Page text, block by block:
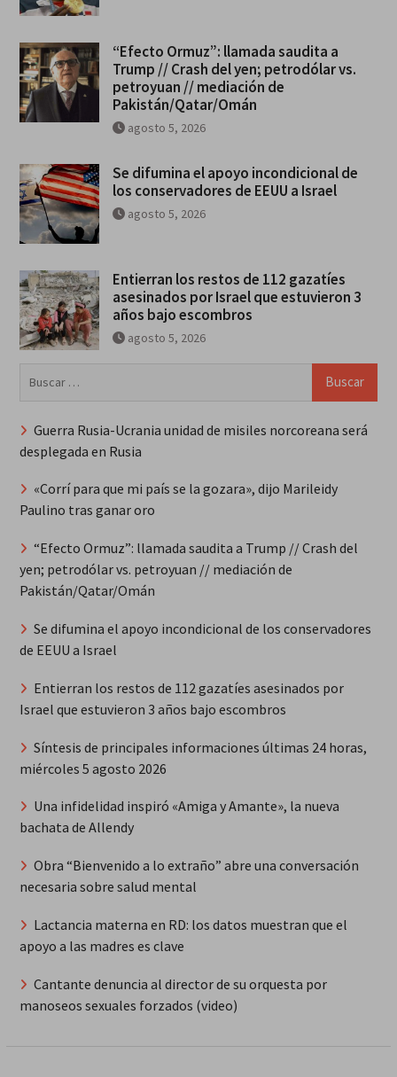
“Efecto Ormuz”: llamada saudita a
Trump // Crash del yen; petrodólar vs.
petroyuan // mediación de
Pakistán/Qatar/Omán
agosto 5, 2026
Se difumina el apoyo incondicional de
los conservadores de EEUU a Israel
agosto 5, 2026
Entierran los restos de 112 gazatíes
asesinados por Israel que estuvieron 3
años bajo escombros
agosto 5, 2026
Guerra Rusia-Ucrania unidad de misiles norcoreana será
desplegada en Rusia
«Corrí para que mi país se la gozara», dijo Marileidy
Paulino tras ganar oro
“Efecto Ormuz”: llamada saudita a Trump // Crash del
yen; petrodólar vs. petroyuan // mediación de
Pakistán/Qatar/Omán
Se difumina el apoyo incondicional de los conservadores
de EEUU a Israel
Entierran los restos de 112 gazatíes asesinados por
Israel que estuvieron 3 años bajo escombros
Síntesis de principales informaciones últimas 24 horas,
miércoles 5 agosto 2026
Una infidelidad inspiró «Amiga y Amante», la nueva
bachata de Allendy
Obra “Bienvenido a lo extraño” abre una conversación
necesaria sobre salud mental
Lactancia materna en RD: los datos muestran que el
apoyo a las madres es clave
Cantante denuncia al director de su orquesta por
manoseos sexuales forzados (video)